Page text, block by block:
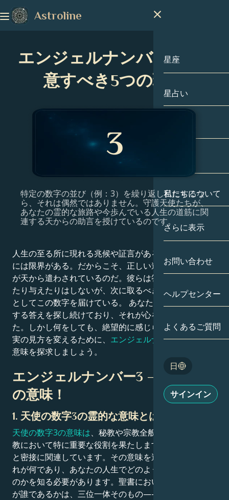
Astroline
星座
星座
牡羊座
牡牛座
蟹座
獅子座
乙女座
射手座
星占い
出生図
有名人
アストロカー
私たちについて
さらに表示
相性
タロット
エンジェルナ
お問い合わせ
ヘルプセンター
よくあるご質問
日
English
サインイン
エンジェルナンバー3に注
意すべき5つの理由
特定の数字の並び（例：3）を繰り返し目にするな
ら、それは偶然ではありません。守護天使たちが、
あなたの霊的な旅路や今歩んでいる人生の道筋に関
連する天からの助言を授けているのです。
人生の至る所に現れる兆候や証言があるのに、人間の目
には限界がある。だからこそ、正しい道を示す守護天使
が天から遣わされているのだ。彼らは答えを直接説明し
たり与えたりはしないが、次に取るべき行動の手がかり
としてこの数字を届けている。 あなたは特定の謎に対
する答えを探し続けており、それが心を苛んできまし
た。しかし何をしても、絶望的に感じられるのです。現
実の見方を変えるために、 エンジェルナンバー3の深い
意味を探求しましょう。
エンジェルナンバー3 – あなたへ
の意味！
1. 天使の数字3の霊的な意味とは？
天使の数字3の意味は、秘教や宗教全般、特にキリスト
教において特に重要な役割を果たします。この数字は神
と密接に関連しています。その意味を適用する前に、そ
れが何であり、あなたの人生でどのように使われている
のかを知る必要があります。聖書において、高次の存在
が誰であるかは、三位一体そのもの——父なる神、子な